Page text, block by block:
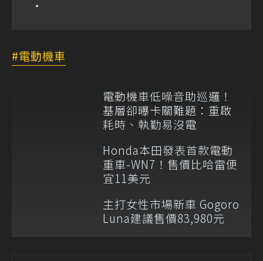
電動機車
電動機車低噪音助巡邏！
基層卻曝卡關難題：重啟
耗時、執勤易沒電
Honda本田發表首款電動
重車-WN7！售價比哈雷便
宜11美元
主打女性市場新車 Gogoro
Luna建議售價83,980元